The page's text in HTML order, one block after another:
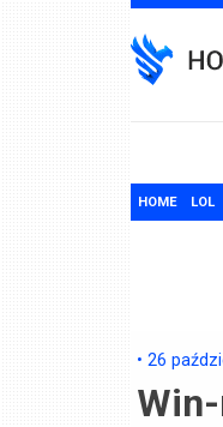
to
content
HOME LOL
• 26